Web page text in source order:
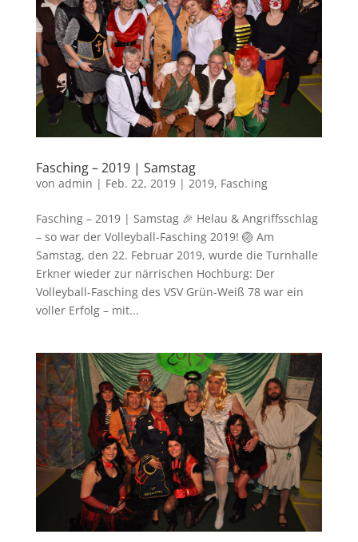
Fasching – 2019 | Samstag
von admin | Feb. 22, 2019| 2019, Fasching
Fasching – 2019 | Samstag 🎉 Helau & Angriffsschlag
– so war der Volleyball-Fasching 2019! 🏐 Am
Samstag, den 22. Februar 2019, wurde die Turnhalle
Erkner wieder zur närrischen Hochburg: Der
Volleyball-Fasching des VSV Grün-Weiß 78 war ein
voller Erfolg – mit...